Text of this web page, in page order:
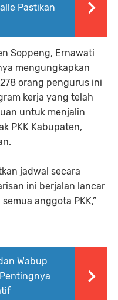
Pastikan
Soppeng, Ernawati
mengungkapkan
orang pengurus ini
kerja yang telah
untuk menjalin
PKK Kabupaten,
jadwal secara
ini berjalan lancar
anggota PKK,”
Wabup